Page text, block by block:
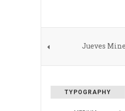
Jueves
TYPOGRAPHY